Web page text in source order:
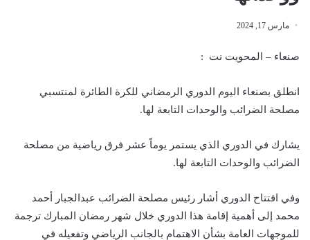
مارس 17, 2024
صنعاء – المحويت نت :
انطلق بصنعاء اليوم الدوري الرمضاني للكرة الطائرة لمنتسبي
مصلحة الضرائب والوحدات التابعة لها.
يشارك في الدوري الذي يستمر يوماً عشر فرق رياضية من مصلحة
الضرائب والوحدات التابعة لها.
وفي افتتاح الدوري أشار رئيس مصلحة الضرائب عبدالجبار أحمد
محمد إلى أهمية إقامة هذا الدوري خلال شهر رمضان المبارك ترجمة
للموجهات العامة بشأن الاهتمام بالجانب الرياضي وتفعيله في